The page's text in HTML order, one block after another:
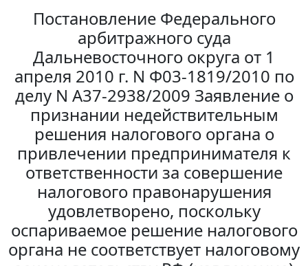
Постановление Федерального
арбитражного суда
Дальневосточного округа от 1
апреля 2010 г. N Ф03-1819/2010 по
делу N А37-2938/2009 Заявление о
признании недействительным
решения налогового органа о
привлечении предпринимателя к
ответственности за совершение
налогового правонарушения
удовлетворено, поскольку
оспариваемое решение налогового
органа не соответствует налоговому